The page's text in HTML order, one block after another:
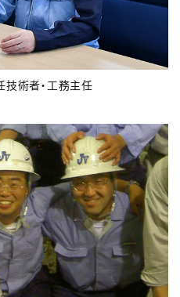
技術者・工務主任